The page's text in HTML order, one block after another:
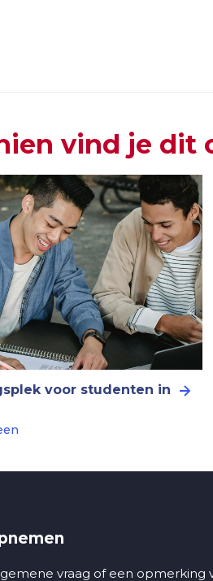
vind je dit
voor studenten in
vraag of een opmerking